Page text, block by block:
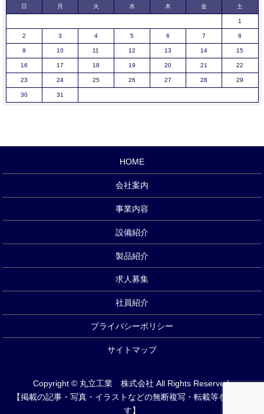
日 月 火 水 木 金 土
1
2 3 4 5 6 7 8
9 10 11 12 13 14 15
16 17 18 19 20 21 22
23 24 25 26 27 28 29
30 31
HOME
会社案内
事業内容
設備紹介
製品紹介
求人募集
社員紹介
プライバシーポリシー
サイトマップ
Copyright © 丸立工業 株式会社 All Rights Reserved.
【掲載の記事・写真・イラストなどの無断複写・転載等を禁じま
す】